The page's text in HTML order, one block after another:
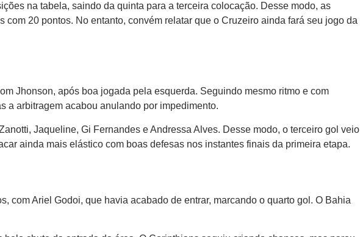
na tabela, saindo da quinta para a terceira colocação. Desse modo, as
20 pontos. No entanto, convém relatar que o Cruzeiro ainda fará seu jogo da
Jhonson, após boa jogada pela esquerda. Seguindo mesmo ritmo e com
a arbitragem acabou anulando por impedimento.
Jaqueline, Gi Fernandes e Andressa Alves. Desse modo, o terceiro gol veio
ainda mais elástico com boas defesas nos instantes finais da primeira etapa.
com Ariel Godoi, que havia acabado de entrar, marcando o quarto gol. O Bahia